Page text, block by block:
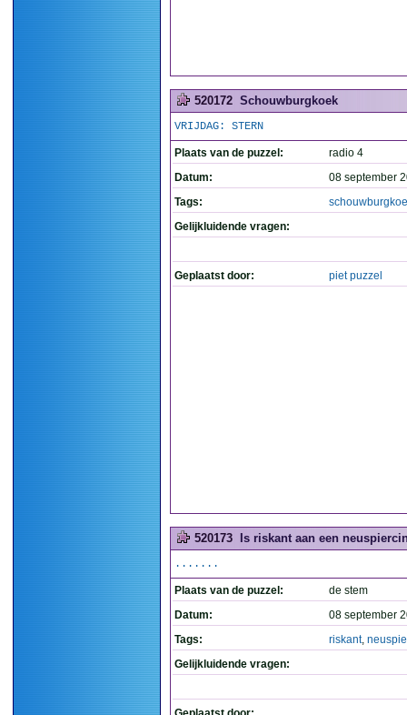
520172 Schouwburgkoek
VRIJDAG: STERN
Plaats van de puzzel:
radio 4
Datum:
08 september
Tags:
Gelijkluidende vragen:
Geplaatst door: piet puzzel
520173 Is riskant aan een
.......
Plaats van de puzzel:
de stem
Datum:
08 september
Tags:
riskant,
Gelijkluidende vragen: